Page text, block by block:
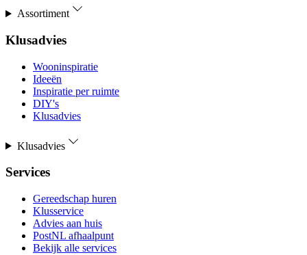
Assortiment
Klusadvies
Wooninspiratie
Ideeën
Inspiratie per ruimte
DIY's
Klusadvies
Klusadvies
Services
Gereedschap huren
Klusservice
Advies aan huis
PostNL afhaalpunt
Bekijk alle services